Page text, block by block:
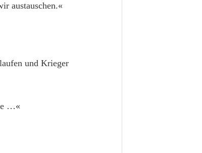
austauschen.«
und Krieger
…«